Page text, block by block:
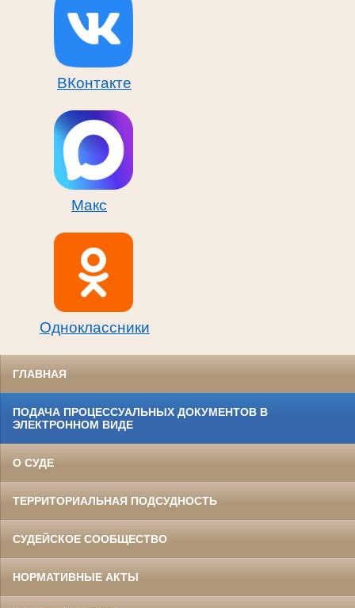
ВКонтакте
Макс
Одноклассники
ГЛАВНАЯ
ПОДАЧА ПРОЦЕССУАЛЬНЫХ ДОКУМЕНТОВ В
ЭЛЕКТРОННОМ ВИДЕ
О СУДЕ
ТЕРРИТОРИАЛЬНАЯ ПОДСУДНОСТЬ
СУДЕЙСКОЕ СООБЩЕСТВО
НОРМАТИВНЫЕ АКТЫ